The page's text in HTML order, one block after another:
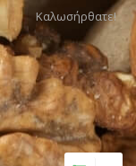
Καλωσήρθατε!